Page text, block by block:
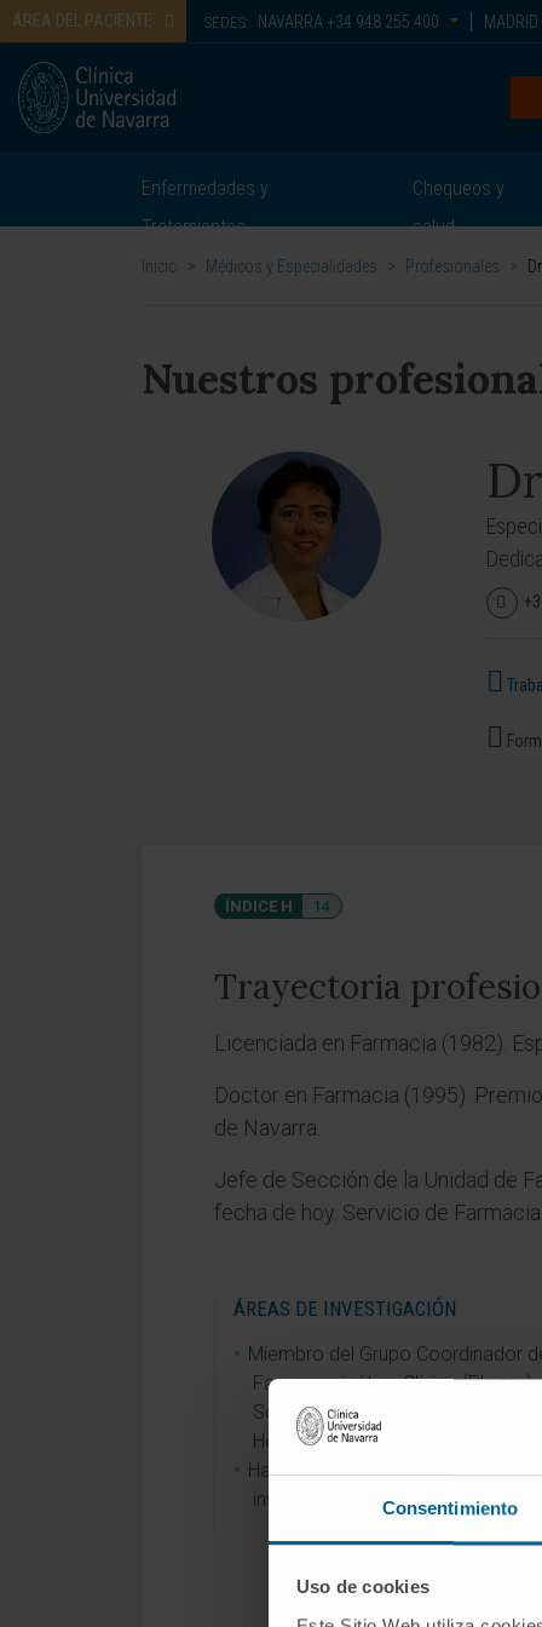
Consentimiento
Uso de cookies
ÁREA DEL PACIENTE SEDES: NAVARRA +34 948 255 400 MADRID
Enfermedades y
Tratamientos
Chequeos y
salud
Inicio > Médicos y Especialidades > Profesionales >
Nuestros
ÍNDICE H 14
Trayectoria
Licenciada en Farmacia (1982).
Doctor en Farmacia (1995).
de Navarra.
Jefe de Sección de la Unidad de
fecha de hoy. Servicio de
ÁREAS DE INVESTIGACIÓN
Miembro del Grupo Coordinador
Farmacocinética Clínica (Pk.gen)
Sociedad Española de Farmacia
Hospitalaria.
Ha participado en 21 proyectos
investigación.